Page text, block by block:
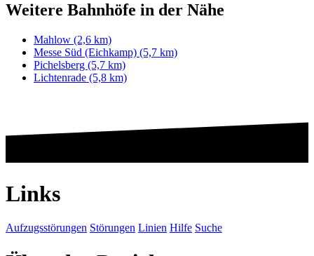
Weitere Bahnhöfe in der Nähe
Mahlow (2,6 km)
Messe Süd (Eichkamp) (5,7 km)
Pichelsberg (5,7 km)
Lichtenrade (5,8 km)
Links
Aufzugsstörungen Störungen Linien Hilfe Suche